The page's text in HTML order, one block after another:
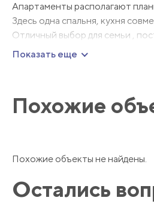
Апартаменты располагают
Здесь одна спальня, кухня
Отличный выбор для семьи ,
Мебель и техника
Вид
Окна и терраса выходят на
Показать еще
Похожие
Похожие объекты не найдены.
Остались